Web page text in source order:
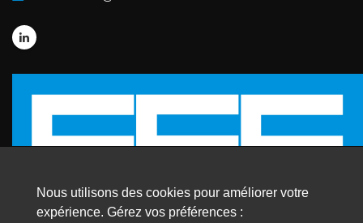
Nous utilisons des cookies pour améliorer votre
expérience. Gérez vos préférences :